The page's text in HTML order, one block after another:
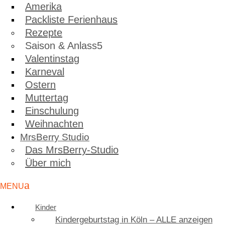
Amerika
Packliste Ferienhaus
Rezepte
Saison & Anlass
Valentinstag
Karneval
Ostern
Muttertag
Einschulung
Weihnachten
MrsBerry Studio
Das MrsBerry-Studio
Über mich
Kinder
Kindergeburtstag in Köln – ALLE anzeigen